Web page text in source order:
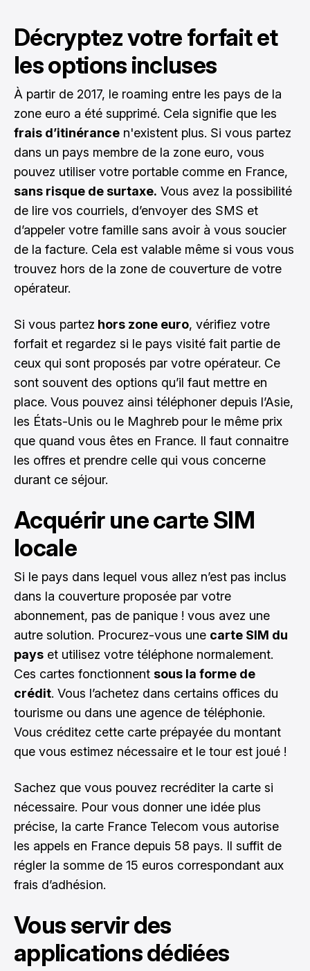
Décryptez votre forfait et
les options incluses
À partir de 2017, le roaming entre les pays de la
zone euro a été supprimé. Cela signifie que les
frais d’itinérance n'existent plus. Si vous partez
dans un pays membre de la zone euro, vous
pouvez utiliser votre portable comme en France,
sans risque de surtaxe. Vous avez la possibilité
de lire vos courriels, d’envoyer des SMS et
d’appeler votre famille sans avoir à vous soucier
de la facture. Cela est valable même si vous vous
trouvez hors de la zone de couverture de votre
opérateur.
Si vous partez hors zone euro, vérifiez votre
forfait et regardez si le pays visité fait partie de
ceux qui sont proposés par votre opérateur. Ce
sont souvent des options qu’il faut mettre en
place. Vous pouvez ainsi téléphoner depuis l’Asie,
les États-Unis ou le Maghreb pour le même prix
que quand vous êtes en France. Il faut connaitre
les offres et prendre celle qui vous concerne
durant ce séjour.
Acquérir une carte SIM
locale
Si le pays dans lequel vous allez n’est pas inclus
dans la couverture proposée par votre
abonnement, pas de panique ! vous avez une
autre solution. Procurez-vous une carte SIM du
pays et utilisez votre téléphone normalement.
Ces cartes fonctionnent sous la forme de
crédit. Vous l’achetez dans certains offices du
tourisme ou dans une agence de téléphonie.
Vous créditez cette carte prépayée du montant
que vous estimez nécessaire et le tour est joué !
Sachez que vous pouvez recréditer la carte si
nécessaire. Pour vous donner une idée plus
précise, la carte France Telecom vous autorise
les appels en France depuis 58 pays. Il suffit de
régler la somme de 15 euros correspondant aux
frais d’adhésion.
Vous servir des
applications dédiées